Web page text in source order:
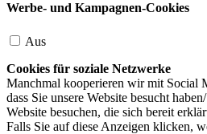
Werbe- und Kampagnen-Cookies
Aus
Cookies für soziale Netzwerke
Manchmal kooperieren wir mit Social
dass Sie unsere Website besucht
Website besuchen, die sich bereit
Falls Sie auf diese Anzeigen klicken,